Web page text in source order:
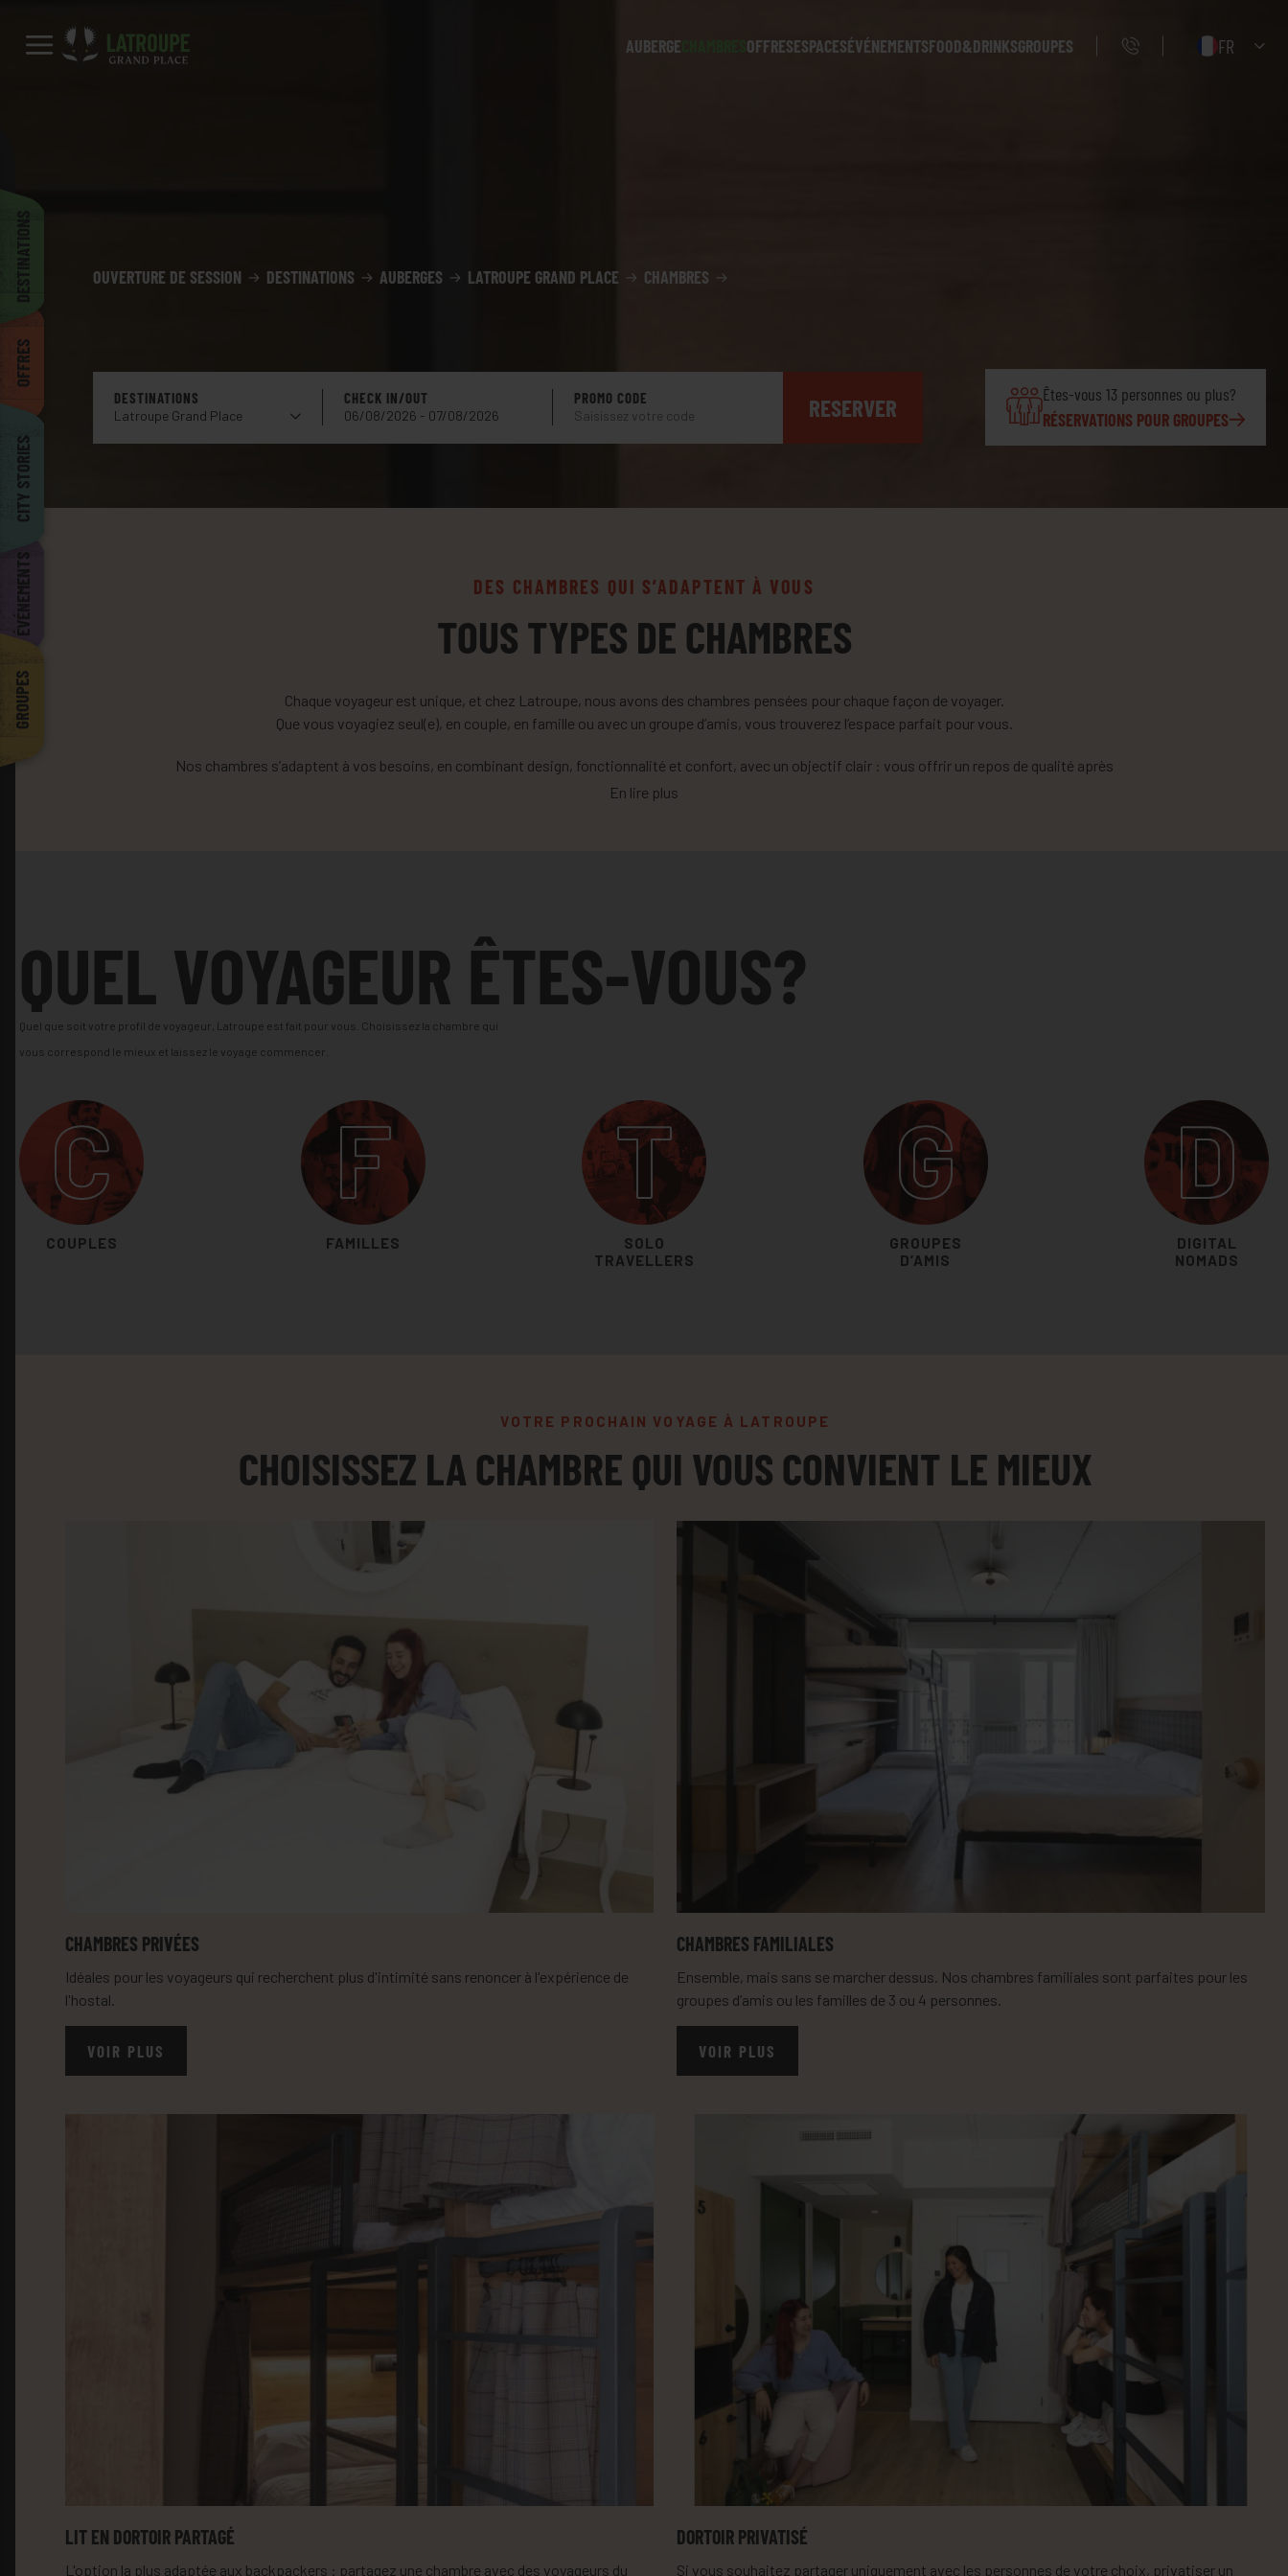
AUBERGE OFFRESESPACESÉVÉNEMENTSFOOD&DRINKSGROUPES FR
DESTINATIONS
OFFRES
CITY STORIES
ÉVÉNEMENTS
GROUPES
Événements
Groupes
Bruxelles
Dublin
Bilbao
OUVERTURE DE SESSION DESTINATIONS AUBERGES LATROUPE GRAND PLACE CHAMBRES
DESTINATIONS
Latroupe Grand Place
CHECK IN/OUT PROMO CODE RESERVER
Êtes-vous 13 personnes ou plus?
RÉSERVATIONS POUR GROUPES
DES CHAMBRES QUI S’ADAPTENT À VOUS
TOUS TYPES DE CHAMBRES
Chaque voyageur est unique, et chez Latroupe, nous avons des chambres pensées pour chaque façon de voyager.
Que vous voyagiez seul(e), en couple, en famille ou avec un groupe d’amis, vous trouverez l’espace parfait pour vous.
Nos chambres s’adaptent à vos besoins, en combinant design, fonctionnalité et confort, avec un objectif clair : vous offrir un repos de qualité après
chaque aventure.
En lire plus
QUEL VOYAGEUR ÊTES-VOUS?
Quel que soit votre profil de voyageur, Latroupe est fait pour vous. Choisissez la chambre qui
vous correspond le mieux et laissez le voyage commencer.
C
COUPLES
F
FAMILLES
T
SOLO
TRAVELLERS
G
GROUPES
D’AMIS
D
DIGITAL
NOMADS
VOTRE PROCHAIN VOYAGE À LATROUPE
CHOISISSEZ LA CHAMBRE QUI VOUS CONVIENT LE MIEUX
CHAMBRES PRIVÉES
Idéales pour les voyageurs qui recherchent plus d'intimité sans renoncer à l'expérience de
l'hostal.
VOIR PLUS
CHAMBRES FAMILIALES
Ensemble, mais sans se marcher dessus. Nos chambres familiales sont parfaites pour les
groupes d’amis ou les familles de 3 ou 4 personnes.
VOIR PLUS
LIT EN DORTOIR PARTAGÉ
L'option la plus adaptée aux backpackers : partagez une chambre avec des voyageurs du
DORTOIR PRIVATISÉ
Si vous souhaitez partager uniquement avec les personnes de votre choix, privatiser un